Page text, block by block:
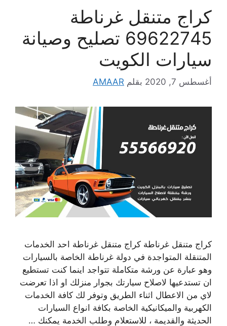
كراج متنقل غرناطة
69622745 تصليح وصيانة
سيارات الكويت
أغسطس 7, 2020 بقلم AMAAR
كراج متنقل غرناطة كراج متنقل غرناطة احد الخدمات
المتنقلة المتواجدة في دولة غرناطة الخاصة بالسيارات
وهو عبارة عن ورشة متكاملة تتواجد اينما كنت تستطيع
ان تستدعيها لاصلاح سيارتك بجوار منزلك او اذا تعرضت
لاي من الاعطال اثناء الطريق وتوفر لك كافة الخدمات
الكهربية والميكانيكية الخاصة بكافة انواع السيارات
الحديثة والقديمة ، للاستعلام وطلب الخدمة يمكنك …